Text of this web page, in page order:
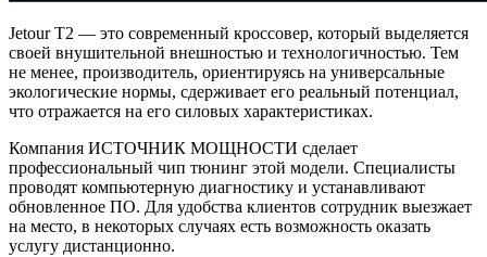
Jetour T2 — это современный кроссовер, который выделяется
своей внушительной внешностью и технологичностью. Тем
не менее, производитель, ориентируясь на универсальные
экологические нормы, сдерживает его реальный потенциал,
что отражается на его силовых характеристиках.
Компания ИСТОЧНИК МОЩНОСТИ сделает
профессиональный чип тюнинг этой модели. Специалисты
проводят компьютерную диагностику и устанавливают
обновленное ПО. Для удобства клиентов сотрудник выезжает
на место, в некоторых случаях есть возможность оказать
услугу дистанционно.